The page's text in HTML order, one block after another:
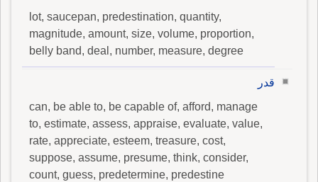
lot, saucepan, predestination, quantity,
magnitude, amount, size, volume, proportion,
belly band, deal, number, measure, degree
قدر
can, be able to, be capable of, afford, manage
to, estimate, assess, appraise, evaluate, value,
rate, appreciate, esteem, treasure, cost,
suppose, assume, presume, think, consider,
count, guess, predetermine, predestine